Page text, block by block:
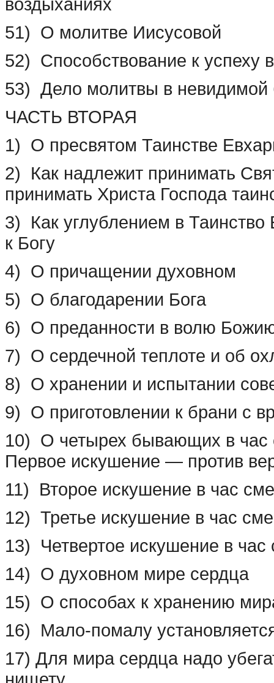
51) О молитве Иисусовой
52) Способствование к успеху
53) Дело молитвы в невидимой
ЧАСТЬ ВТОРАЯ
1) О пресвятом Таинстве
2) Как надлежит принимать
принимать Христа Господа
3) Как углублением в Таинство
к Богу
4) О причащении духовном
5) О благодарении Бога
6) О преданности в волю
7) О сердечной теплоте и об
8) О хранении и испытании
9) О приготовлении к брани с
10) О четырех бывающих в час
Первое искушение — против
11) Второе искушение в час
12) Третье искушение в час
13) Четвертое искушение в
14) О духовном мире сердца
15) О способах к хранению
16) Мало-помалу
17) Для мира сердца надо
нищету